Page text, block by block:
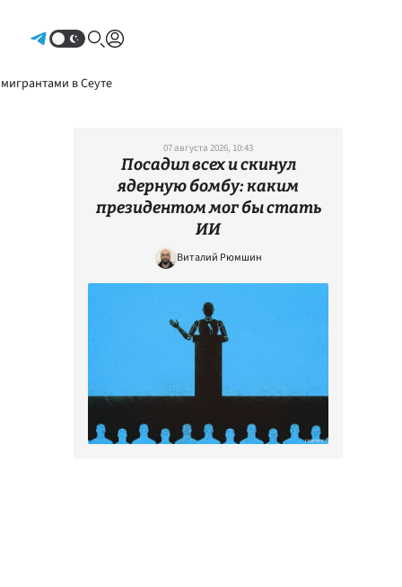
в Сеуте
07 августа 2026, 10:43
Посадил всех и скинул
ядерную бомбу: каким
президентом мог бы стать
ИИ
Виталий Рюмшин